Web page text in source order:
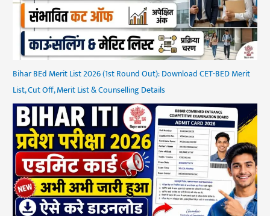
Bihar BEd Merit List 2026 (1st Round Out): Download CET-BED Merit
List, Cut Off, Merit List & Counselling Details